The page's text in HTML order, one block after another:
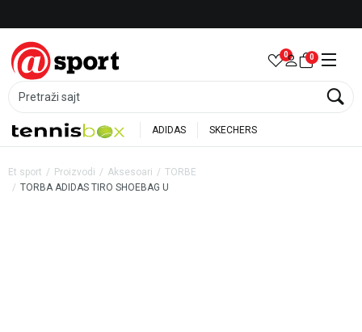
Pretraži sajt
0 0
ADIDAS SKECHERS
Et sport Proizvodi Aksesoari
TORBE
TORBA ADIDAS TIRO SHOEBAG U